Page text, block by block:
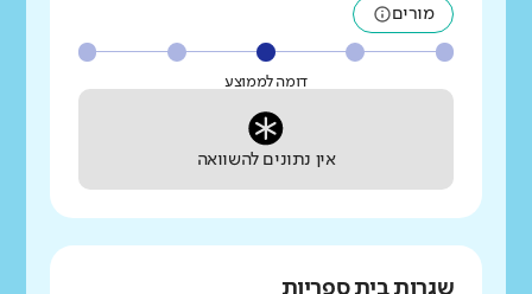
מורים
דומה לממוצע
אין נתונים להשוואה
שגרות בית ספריות